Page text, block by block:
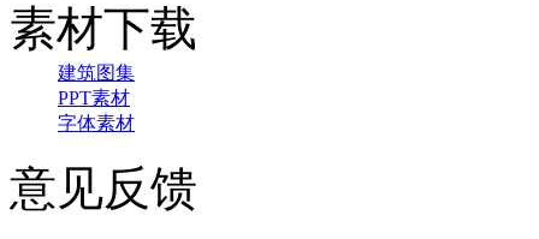
素材下载
建筑图集
PPT素材
字体素材
意见反馈